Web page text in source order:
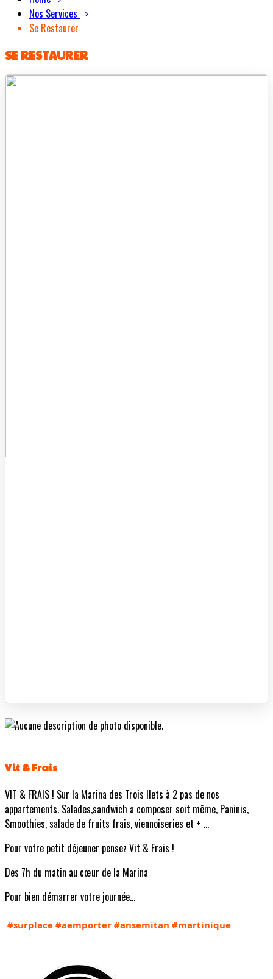
Nos Services
Se Restaurer
SE RESTAURER
Vit & Frais
VIT & FRAIS ! Sur la Marina des Trois Ilets à 2 pas de nos
appartements. Salades,sandwich a composer soit même, Paninis,
Smoothies, salade de fruits frais, viennoiseries et + ...
Pour votre petit déjeuner pensez Vit & Frais !
Des 7h du matin au cœur de la Marina
Pour bien démarrer votre journée…
#surplace #aemporter #ansemitan #martinique